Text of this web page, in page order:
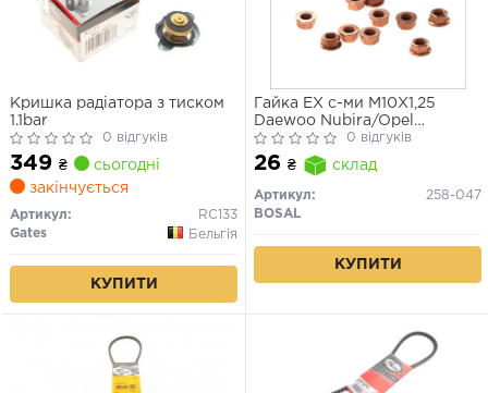
Кришка радіатора з тиском
1.1bar
0 відгуків
349 ₴
сьогодні
закінчується
Артикул:
RC133
Gates
Бельгія
КУПИТИ
Гайка EX с-ми M10X1,25
Daewoo Nubira/Opel
Antara/Suzuki/Nissan/Honda/
0 відгуків
26 ₴ склад
Артикул:
258-047
BOSAL
КУПИТИ